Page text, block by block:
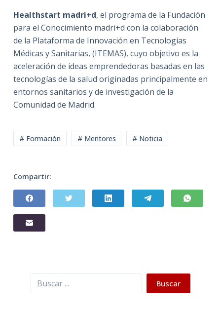
Healthstart madri+d, el programa de la Fundación
para el Conocimiento madri+d con la colaboración
de la Plataforma de Innovación en Tecnologías
Médicas y Sanitarias, (ITEMAS), cuyo objetivo es la
aceleración de ideas emprendedoras basadas en las
tecnologías de la salud originadas principalmente en
entornos sanitarios y de investigación de la
Comunidad de Madrid.
# Formación # Mentores # Noticia
Compartir:
Buscar Buscar